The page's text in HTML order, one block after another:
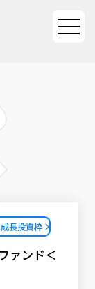
ァンド＜
長投資枠